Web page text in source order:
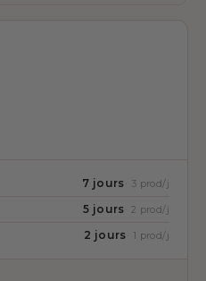
7 jours · 3 prod/j
5 jours · 2 prod/j
2 jours · 1 prod/j